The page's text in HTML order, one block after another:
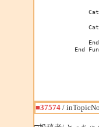
End
■37574/